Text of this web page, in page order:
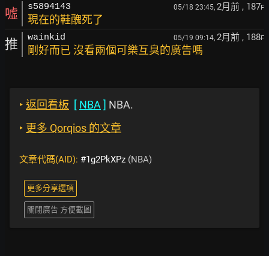
噓 s5894143 05/18 23:45, 2月前 , 187F
現在的鞋醜死了
推 wainkid 05/19 09:14, 2月前 , 188F
剛好而已 沒看兩個可樂互臭的廣告嗎
‣ 返回看板 [ NBA ] NBA.
‣ 更多 Qorqios 的文章
文章代碼(AID): #1g2PkXPz (NBA)
更多分享選項
關閉廣告 方便截圖